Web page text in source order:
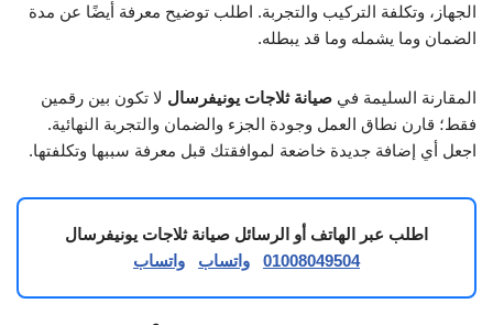
الجهاز، وتكلفة التركيب والتجربة. اطلب توضيح معرفة أيضًا عن مدة
الضمان وما يشمله وما قد يبطله.
المقارنة السليمة في صيانة ثلاجات يونيفرسال لا تكون بين رقمين
فقط؛ قارن نطاق العمل وجودة الجزء والضمان والتجربة النهائية.
اجعل أي إضافة جديدة خاضعة لموافقتك قبل معرفة سببها وتكلفتها.
اطلب عبر الهاتف أو الرسائل صيانة ثلاجات يونيفرسال
01008049504
واتساب واتساب